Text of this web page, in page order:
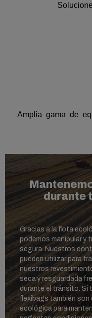
Amplia gama de
durante
Gracias a la flota
podemos manipular y
segura. Nuestros
pueden utilizar para
nuestros
seca y resguardada
durante el tránsito. Si
flexibags también son
ecológica para